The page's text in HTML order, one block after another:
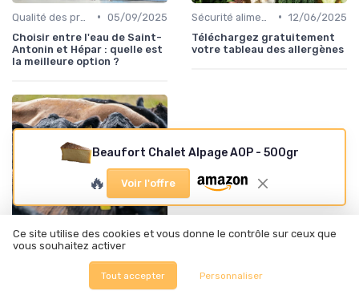
• 05/09/2025
Choisir entre l'eau de Saint-
Antonin et Hépar : quelle est
la meilleure option ?
• 12/06/2025
Téléchargez gratuitement
votre tableau des allergènes
Innovation des recettes • 12/06/2025
Alcool à 96 degrés pour
Beaufort Chalet Alpage AOP - 500gr
🔥 Voir l'offre
Ce site utilise des cookies et vous donne le contrôle sur ceux que
vous souhaitez activer
Tout accepter Personnaliser